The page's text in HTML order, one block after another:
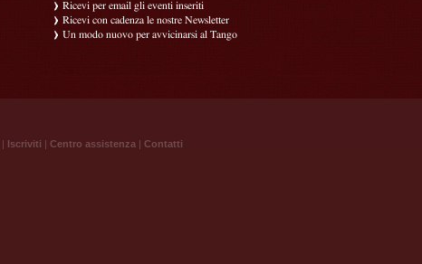
Ricevi per email gli eventi inseriti
Ricevi con cadenza le nostre Newsletter
Un modo nuovo per avvicinarsi al Tango
| Iscriviti | Centro assistenza | Contatti